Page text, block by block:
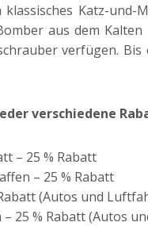
Katz-
aus dem
verfügen. Bis
verschiedene
– 25 % Rabatt
– 25 % Rabatt
(Autos und
– 25 % Rabatt (Autos